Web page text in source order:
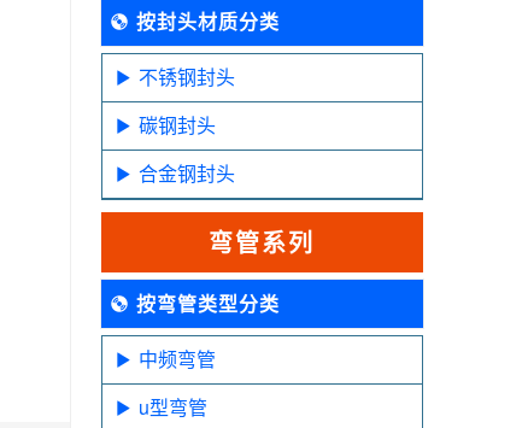
按封头材质分类
不锈钢封头
碳钢封头
合金钢封头
弯管系列
按弯管类型分类
中频弯管
u型弯管